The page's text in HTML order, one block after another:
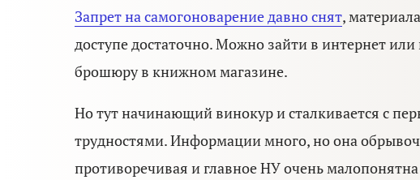
Запрет на самогоноварение давно снят,
доступе достаточно. Можно зайти в интернет или
брошюру в книжном магазине.
Но тут начинающий винокур и сталкивается с
трудностями. Информации много, но она
противоречивая и главное НУ очень